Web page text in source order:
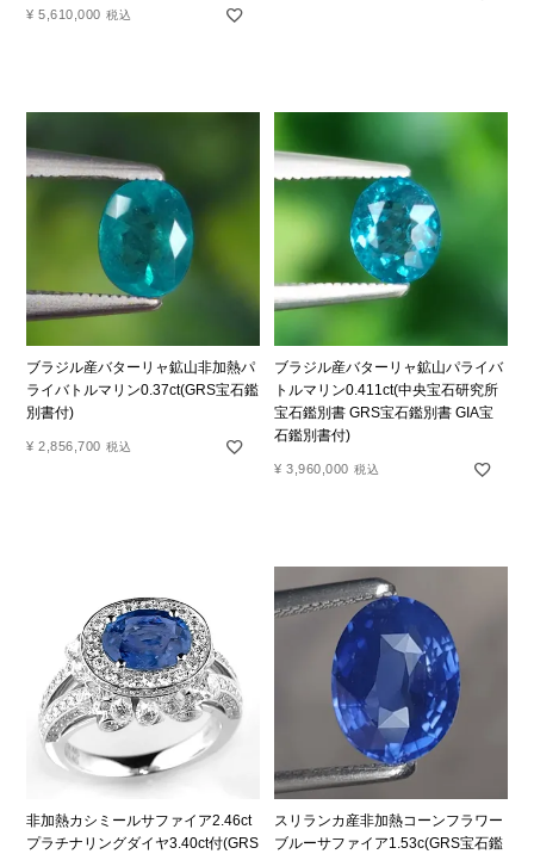
¥ 5,610,000 税込
ブラジル産バターリャ鉱山非加熱パ
ライバトルマリン0.37ct(GRS宝石鑑
別書付)
¥ 2,856,700 税込
ブラジル産バターリャ鉱山パライバ
トルマリン0.411ct(中央宝石研究所
宝石鑑別書 GRS宝石鑑別書 GIA宝
石鑑別書付)
¥ 3,960,000 税込
非加熱カシミールサファイア2.46ct
プラチナリングダイヤ3.40ct付(GRS
スリランカ産非加熱コーンフラワー
ブルーサファイア1.53c(GRS宝石鑑